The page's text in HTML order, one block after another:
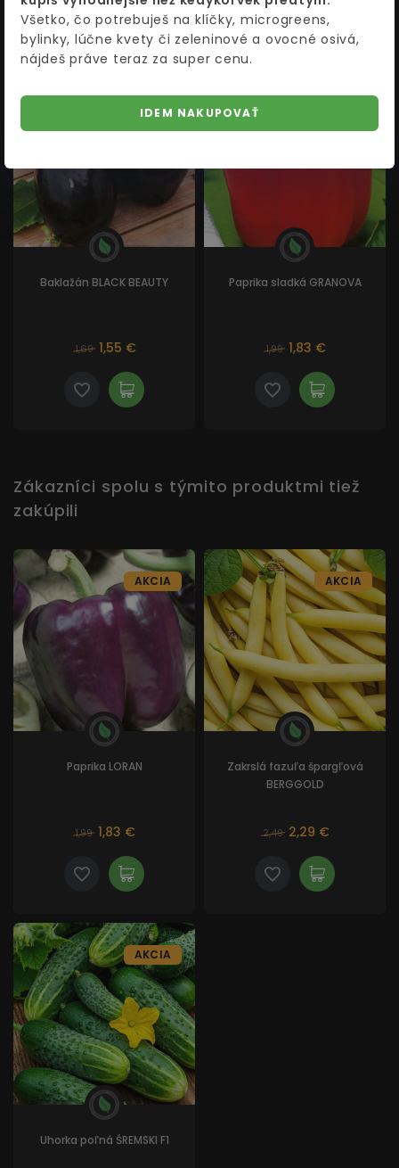
Baklažán BLACK BEAUTY
1,69 1,55 €
AKCIA
Paprika sladká GRANOVA
1,99 1,83 €
AKCIA
Zákazníci spolu s týmito produktmi tiež
zakúpili
Paprika LORAN
1,99 1,83 €
AKCIA
Zakrslá fazuľa špargľová
BERGGOLD
2,49 2,29 €
AKCIA
Uhorka poľná ŚREMSKI F1
AKCIA
Všetko, čo potrebuješ na klíčky, microgreens,
bylinky, lúčne kvety či zeleninové a ovocné osivá,
nájdeš práve teraz za super cenu.
IDEM NAKUPOVAŤ